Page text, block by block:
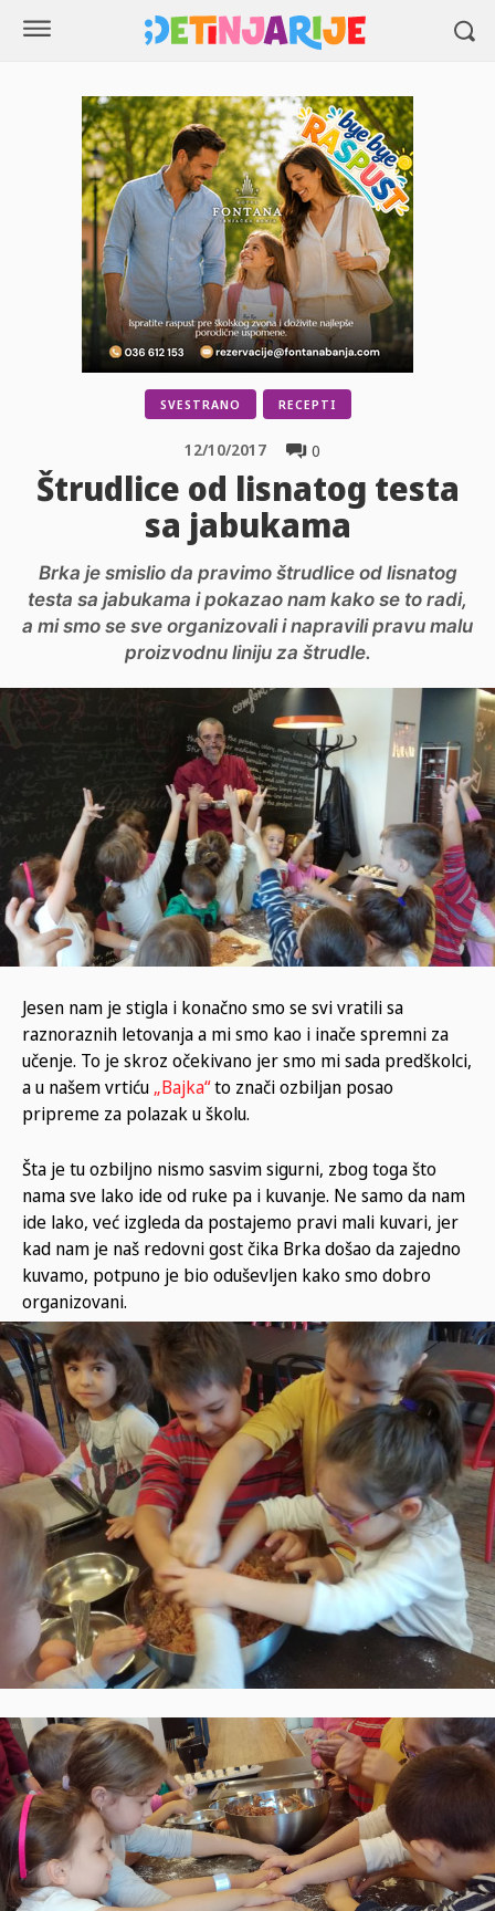
SVESTRANO RECEPTI
0
12/10/2017
Štrudlice od lisnatog testa
sa jabukama
Brka je smislio da pravimo štrudlice od lisnatog
testa sa jabukama i pokazao nam kako se to radi,
a mi smo se sve organizovali i napravili pravu malu
proizvodnu liniju za štrudle.
Jesen nam je stigla i konačno smo se svi vratili sa
raznoraznih letovanja a mi smo kao i inače spremni za
učenje. To je skroz očekivano jer smo mi sada predškolci,
a u našem vrtiću „Bajka“to znači ozbiljan posao
pripreme za polazak u školu.
Šta je tu ozbiljno nismo sasvim sigurni, zbog toga što
nama sve lako ide od ruke pa i kuvanje. Ne samo da nam
ide lako, već izgleda da postajemo pravi mali kuvari, jer
kad nam je naš redovni gost čika Brka došao da zajedno
kuvamo, potpuno je bio oduševljen kako smo dobro
organizovani.